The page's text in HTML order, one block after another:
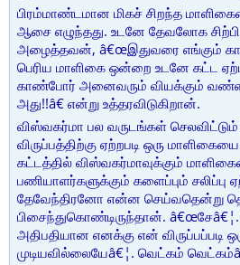
பிரம்மாண்டமான மிகச் சிறந்த
ஆசை எழுந்தது. உடனே தேவலோக
அழைத்தவன், â€œஇதுவரை எங்கும்
பெரிய மாளிகை ஒன்றை உடனே கட்ட
காண்போர் அனைவரும் வியக்கும்
அது!!â€ என்று உத்தரவிடுகிறான்.
விஸ்வகர்மா பல வருடங்கள்
விருப்பத்திற்கு ஏற்றபடி ஒரு
கட்டத்தில் விஸ்வகர்மாவுக்கும்
பணியாளர்களுக்கும் களைப்பும் சலிப்பு
தேவேந்திரனோ என்ன செய்வதென்று
பிசைந்துகொண்டிருந்தான்.
அதிபதியான எனக்கு என் விருப்பப்படி
முடியவில்லையேâ€¦. வெட்கம்